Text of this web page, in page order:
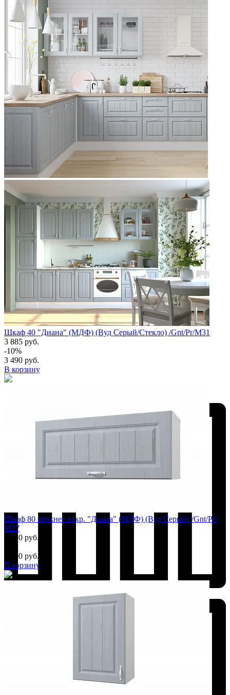
Шкаф 40 "Диана" (МДФ) (Вуд Серый/Стекло) /Gnt/Pr/М31
3 885 руб.
-10%
3 490 руб.
В корзину
Шкаф 80 верхнее откр. "Диана" (МДФ) (Вуд Серый) /Gnt/Pr/
М27
3 910 руб.
3 590 руб.
В корзину